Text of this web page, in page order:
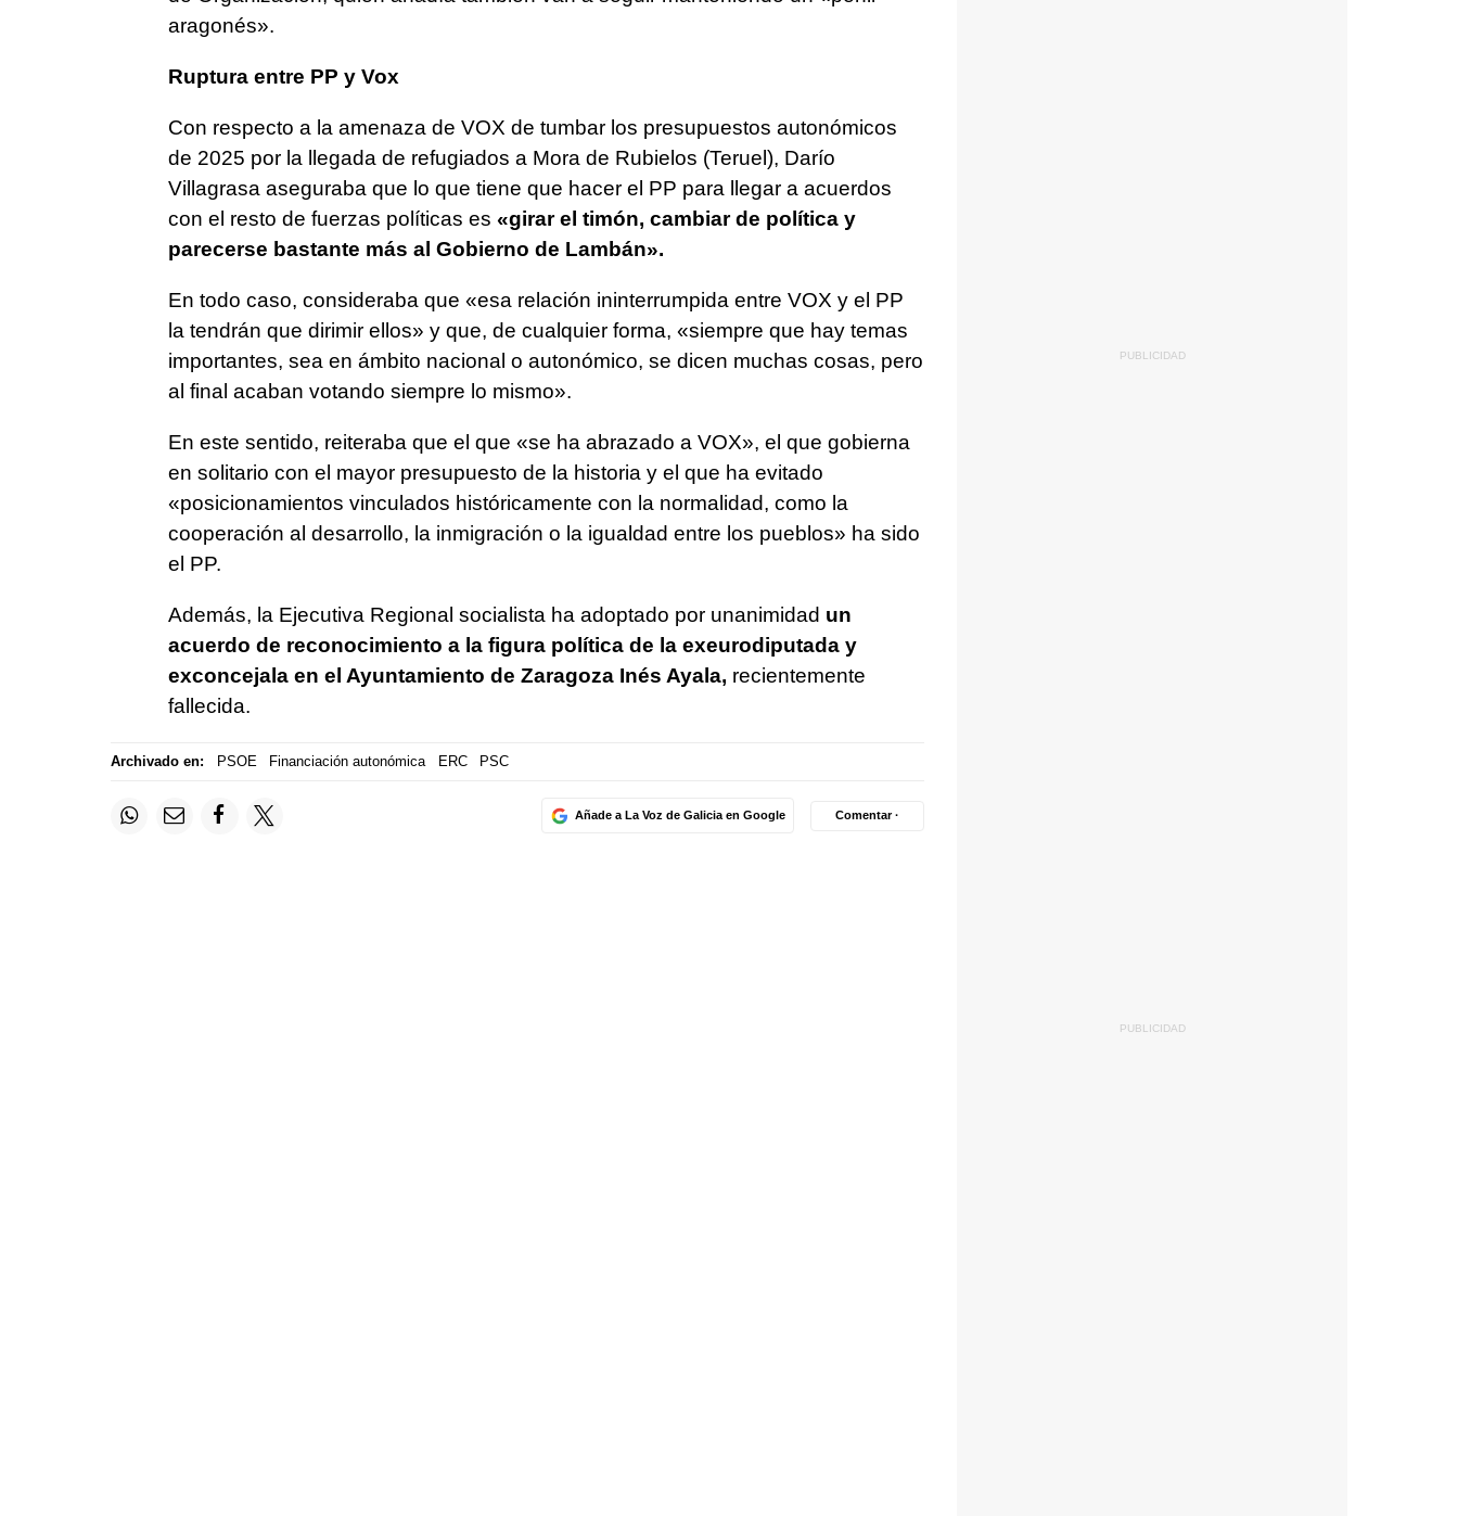
aragonés».
Ruptura entre PP y Vox
Con respecto a la amenaza de VOX de tumbar los presupuestos autonómicos
de 2025 por la llegada de refugiados a Mora de Rubielos (Teruel), Darío
Villagrasa aseguraba que lo que tiene que hacer el PP para llegar a acuerdos
con el resto de fuerzas políticas es «girar el timón, cambiar de política y
parecerse bastante más al Gobierno de Lambán».
En todo caso, consideraba que «esa relación ininterrumpida entre VOX y el PP
la tendrán que dirimir ellos» y que, de cualquier forma, «siempre que hay temas
importantes, sea en ámbito nacional o autonómico, se dicen muchas cosas, pero
al final acaban votando siempre lo mismo».
En este sentido, reiteraba que el que «se ha abrazado a VOX», el que gobierna
en solitario con el mayor presupuesto de la historia y el que ha evitado
«posicionamientos vinculados históricamente con la normalidad, como la
cooperación al desarrollo, la inmigración o la igualdad entre los pueblos» ha sido
el PP.
Además, la Ejecutiva Regional socialista ha adoptado por unanimidad un
acuerdo de reconocimiento a la figura política de la exeurodiputada y
exconcejala en el Ayuntamiento de Zaragoza Inés Ayala, recientemente
fallecida.
Archivado en: PSOE Financiación autonómica ERC PSC
Añade a La Voz de Galicia en Google Comentar ·